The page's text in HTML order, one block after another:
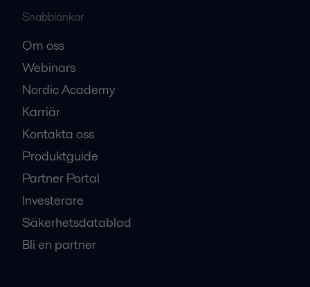
Snabblänkar
Om oss
Webinars
Nordic Academy
Karriär
Kontakta oss
Produktguide
Partner Portal
Investerare
Säkerhetsdatablad
Bli en partner